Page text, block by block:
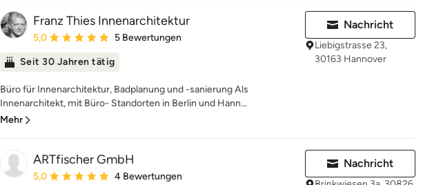
Franz Thies Innenarchitektur
Durchschnittliche Bewertung: 5 von 5 Sternen
5,0 5 Bewertungen
Seit 30 Jahren tätig
Büro für Innenarchitektur, Badplanung und -sanierung Als
Innenarchitekt, mit Büro- Standorten in Berlin und Hann...
Mehr
Nachricht
Liebigstrasse 23,
30163 Hannover
ARTfischer GmbH
Durchschnittliche Bewertung: 5 von 5 Sternen
5,0 4 Bewertungen
Nachricht